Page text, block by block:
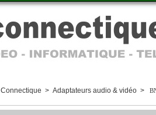
Connectique > Adaptateurs audio & vidéo>